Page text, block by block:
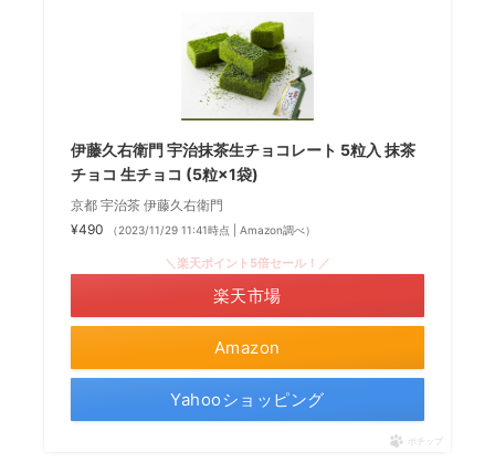
伊藤久右衛門 宇治抹茶生チョコレート 5粒入 抹茶
チョコ 生チョコ (5粒×1袋)
京都 宇治茶 伊藤久右衛門
¥490
（2023/11/29 11:41時点 | Amazon調べ）
Amazon
＼楽天ポイント5倍セール！／
楽天市場
Yahooショッピング
ポチップ